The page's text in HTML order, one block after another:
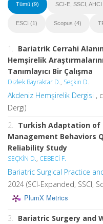
Tümü (9) SCI-E, SSCI, AHCI
ESCI (1) Scopus (4)
1. Bariatrik Cerrahi
Hemşirelik
Tanımlayıcı Bir Çalışma
Dizlek Bayraktar D., Seçkin D.
Akdeniz Hemşirelik Dergisi ,
Dergi)
2. Turkish Adaptation of
Management Behaviors
Reliability Study
SEÇKİN D., CEBECİ F.
Bariatric Surgical Practice
2024 (SCI-Expanded, SSCI,
PlumX Metrics
3. Bariatric Surgery and